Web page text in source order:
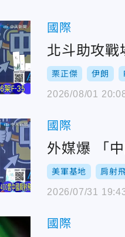
國際
北斗助攻
栗正傑 伊朗
2026/08/01
國際
外媒爆 「
美軍基地 肩射
2026/07/31
國際